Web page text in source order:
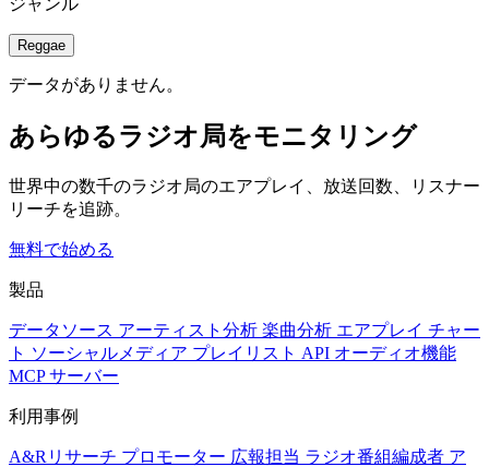
Reggae
データがありません。
あらゆるラジオ局をモニタリング
世界中の数千のラジオ局のエアプレイ、放送回数、リスナー
リーチを追跡。
無料で始める
製品
データソース アーティスト分析 楽曲分析 エアプレイ チャー
ト ソーシャルメディア プレイリスト API オーディオ機能
MCP サーバー
利用事例
A&Rリサーチ プロモーター 広報担当 ラジオ番組編成者 ア